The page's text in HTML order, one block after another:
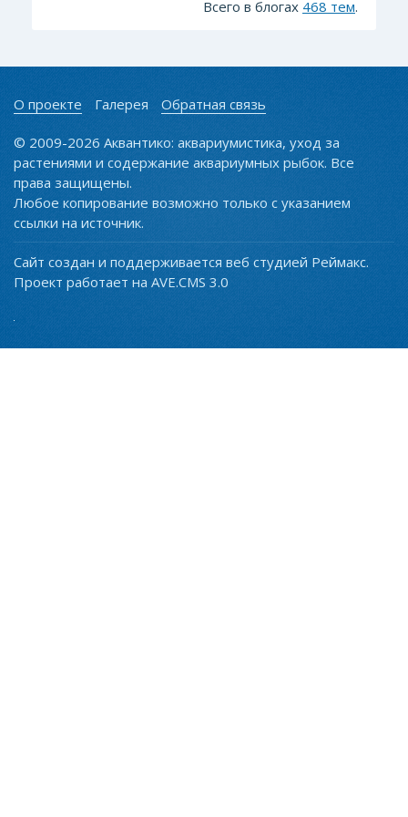
Всего в блогах 468 тем.
О проекте Галерея Обратная связь
© 2009-2026 Аквантико: аквариумистика, уход за
растениями и содержание аквариумных рыбок. Все
права защищены.
Любое копирование возможно только с указанием
ссылки на источник.
Сайт создан и поддерживается веб студией Реймакс.
Проект работает на AVE.CMS 3.0